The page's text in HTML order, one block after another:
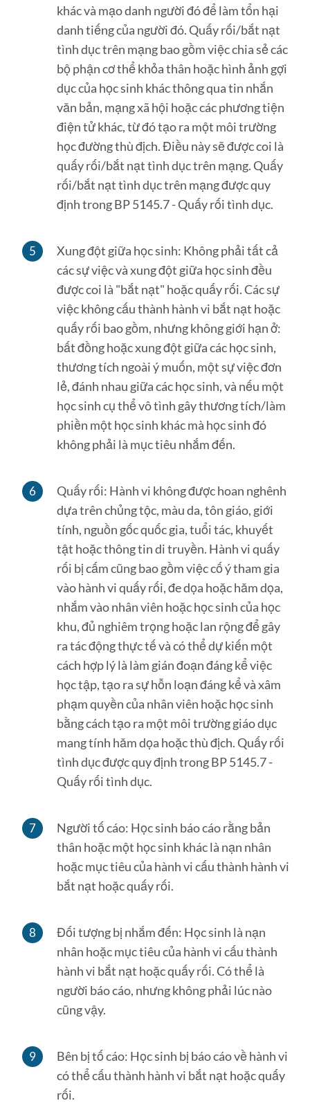
khác và mạo danh người đó để làm tổn hại
danh tiếng của người đó. Quấy rối/bắt nạt
tình dục trên mạng bao gồm việc chia sẻ các
bộ phận cơ thể khỏa thân hoặc hình ảnh gợi
dục của học sinh khác thông qua tin nhắn
văn bản, mạng xã hội hoặc các phương tiện
điện tử khác, từ đó tạo ra một môi trường
học đường thù địch. Điều này sẽ được coi là
quấy rối/bắt nạt tình dục trên mạng. Quấy
rối/bắt nạt tình dục trên mạng được quy
định trong BP 5145.7 - Quấy rối tình dục.
Xung đột giữa học sinh: Không phải tất cả
các sự việc và xung đột giữa học sinh đều
được coi là "bắt nạt" hoặc quấy rối. Các sự
việc không cấu thành hành vi bắt nạt hoặc
quấy rối bao gồm, nhưng không giới hạn ở:
bất đồng hoặc xung đột giữa các học sinh,
thương tích ngoài ý muốn, một sự việc đơn
lẻ, đánh nhau giữa các học sinh, và nếu một
học sinh cụ thể vô tình gây thương tích/làm
phiền một học sinh khác mà học sinh đó
không phải là mục tiêu nhắm đến.
Quấy rối: Hành vi không được hoan nghênh
dựa trên chủng tộc, màu da, tôn giáo, giới
tính, nguồn gốc quốc gia, tuổi tác, khuyết
tật hoặc thông tin di truyền. Hành vi quấy
rối bị cấm cũng bao gồm việc cố ý tham gia
vào hành vi quấy rối, đe dọa hoặc hăm dọa,
nhắm vào nhân viên hoặc học sinh của học
khu, đủ nghiêm trọng hoặc lan rộng để gây
ra tác động thực tế và có thể dự kiến ​​một
cách hợp lý là làm gián đoạn đáng kể việc
học tập, tạo ra sự hỗn loạn đáng kể và xâm
phạm quyền của nhân viên hoặc học sinh
bằng cách tạo ra một môi trường giáo dục
mang tính hăm dọa hoặc thù địch. Quấy rối
tình dục được quy định trong BP 5145.7 -
Quấy rối tình dục.
Người tố cáo: Học sinh báo cáo rằng bản
thân hoặc một học sinh khác là nạn nhân
hoặc mục tiêu của hành vi cấu thành hành vi
bắt nạt hoặc quấy rối.
Đối tượng bị nhắm đến: Học sinh là nạn
nhân hoặc mục tiêu của hành vi cấu thành
hành vi bắt nạt hoặc quấy rối. Có thể là
người báo cáo, nhưng không phải lúc nào
cũng vậy.
Bên bị tố cáo: Học sinh bị báo cáo về hành vi
có thể cấu thành hành vi bắt nạt hoặc quấy
rối.